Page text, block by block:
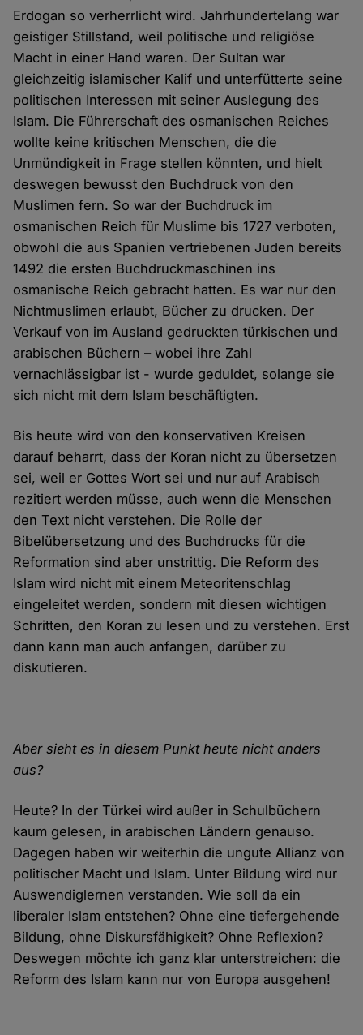
Erdogan so verherrlicht wird. Jahrhundertelang war
geistiger Stillstand, weil politische und religiöse
Macht in einer Hand waren. Der Sultan war
gleichzeitig islamischer Kalif und unterfütterte seine
politischen Interessen mit seiner Auslegung des
Islam. Die Führerschaft des osmanischen Reiches
wollte keine kritischen Menschen, die die
Unmündigkeit in Frage stellen könnten, und hielt
deswegen bewusst den Buchdruck von den
Muslimen fern. So war der Buchdruck im
osmanischen Reich für Muslime bis 1727 verboten,
obwohl die aus Spanien vertriebenen Juden bereits
1492 die ersten Buchdruckmaschinen ins
osmanische Reich gebracht hatten. Es war nur den
Nichtmuslimen erlaubt, Bücher zu drucken. Der
Verkauf von im Ausland gedruckten türkischen und
arabischen Büchern – wobei ihre Zahl
vernachlässigbar ist - wurde geduldet, solange sie
sich nicht mit dem Islam beschäftigten.
Bis heute wird von den konservativen Kreisen
darauf beharrt, dass der Koran nicht zu übersetzen
sei, weil er Gottes Wort sei und nur auf Arabisch
rezitiert werden müsse, auch wenn die Menschen
den Text nicht verstehen. Die Rolle der
Bibelübersetzung und des Buchdrucks für die
Reformation sind aber unstrittig. Die Reform des
Islam wird nicht mit einem Meteoritenschlag
eingeleitet werden, sondern mit diesen wichtigen
Schritten, den Koran zu lesen und zu verstehen. Erst
dann kann man auch anfangen, darüber zu
diskutieren.
Aber sieht es in diesem Punkt heute nicht anders
aus?
Heute? In der Türkei wird außer in Schulbüchern
kaum gelesen, in arabischen Ländern genauso.
Dagegen haben wir weiterhin die ungute Allianz von
politischer Macht und Islam. Unter Bildung wird nur
Auswendiglernen verstanden. Wie soll da ein
liberaler Islam entstehen? Ohne eine tiefergehende
Bildung, ohne Diskursfähigkeit? Ohne Reflexion?
Deswegen möchte ich ganz klar unterstreichen: die
Reform des Islam kann nur von Europa ausgehen!